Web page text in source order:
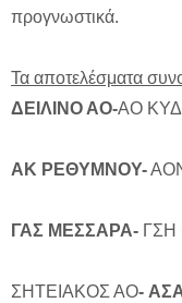
προγνωστικά.
Τα αποτελέσματα
ΔΕΙΛΙΝΟ ΑΟ-ΑΟ
ΑΚ ΡΕΘΥΜΝΟΥ-
ΓΑΣ ΜΕΣΣΑΡΑ- ΓΣΗ
ΣΗΤΕΙΑΚΟΣ ΑΟ-